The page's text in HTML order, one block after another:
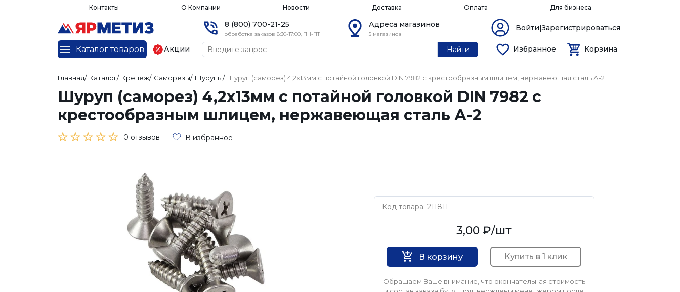
Контакты О Компании Новости Доставка Оплата Для бизнеса
8 (800) 700-21-25
обработка заказов 8:30-17:00, ПН-ПТ
Адреса магазинов
5 магазинов
Войти|Зарегистрироваться
Каталог товаров Акции Найти Избранное Корзина
Главная/ Каталог/ Крепеж/ Саморезы/ Шурупы/ Шуруп (саморез) 4,2х13мм с потайной головкой DIN 7982 с крестообразным шлицем, нержавеющая сталь А-2
Шуруп (саморез) 4,2х13мм с потайной головкой DIN 7982 с
крестообразным шлицем, нержавеющая сталь А-2
0 отзывов В избранное
Код товара: 211811
3,00 ₽/шт
В корзину Купить в 1 клик
Обращаем Ваше внимание, что окончательная стоимость